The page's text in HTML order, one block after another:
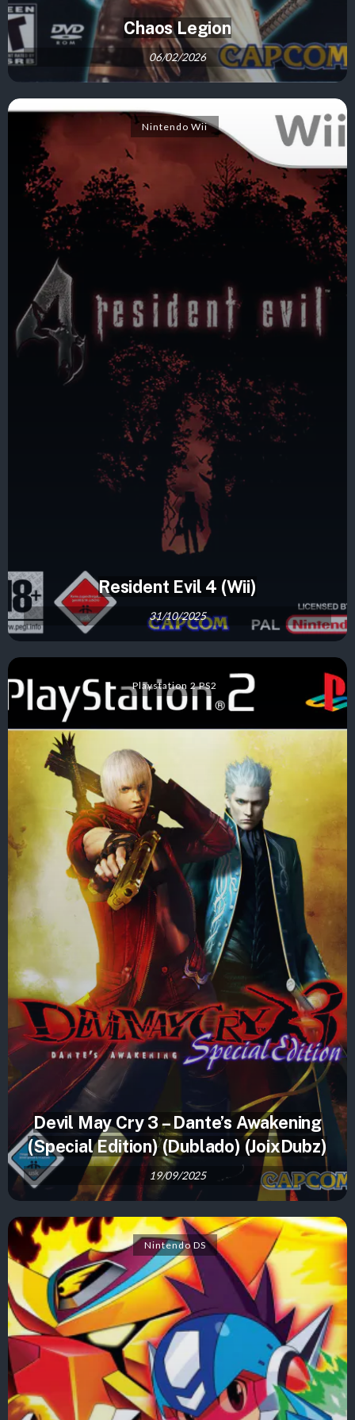
Chaos Legion
06/02/2026
Nintendo Wii
Resident Evil 4 (Wii)
31/10/2025
Playstation 2 PS2
Devil May Cry 3 – Dante’s Awakening
(Special Edition) (Dublado) (JoixDubz)
19/09/2025
Nintendo DS